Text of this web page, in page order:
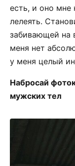
есть, и оно мне
лелеять.
забивающей на
меня нет
у меня целый
Набросай
мужских тел